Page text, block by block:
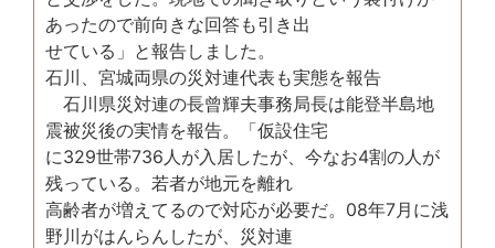
あったので前向きな回答も引き出
せている」と報告しました。
石川、宮城両県の災対連代表も実態を報告
石川県災対連の長曾輝夫事務局長は能登半島地
震被災後の実情を報告。「仮設住宅
に329世帯736人が入居したが、今なお4割の人が
残っている。若者が地元を離れ
高齢者が増えてるので対応が必要だ。08年7月に浅
野川がはんらんしたが、災対連